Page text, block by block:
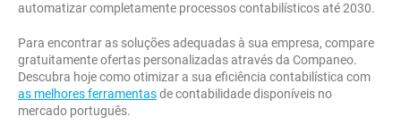
automatizar completamente processos contabilísticos até 2030.
Para encontrar as soluções adequadas à sua empresa, compare
gratuitamente ofertas personalizadas através da Companeo.
Descubra hoje como otimizar a sua eficiência contabilística com
as melhores ferramentasde contabilidade disponíveis no
mercado português.